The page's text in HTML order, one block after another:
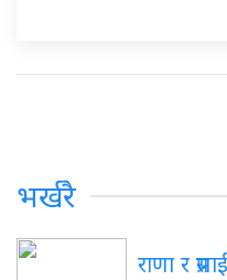
भर्खरै
राणा र